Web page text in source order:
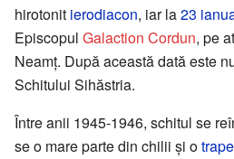
hirotonit ierodiacon, iar la23
Episcopul Galaction Cordun, pe
Neamț. După această dată este
Schitului Sihăstria.
Între anii 1945-1946, schitul se
se o mare parte din chilii și o